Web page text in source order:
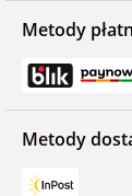
Metody
Metody